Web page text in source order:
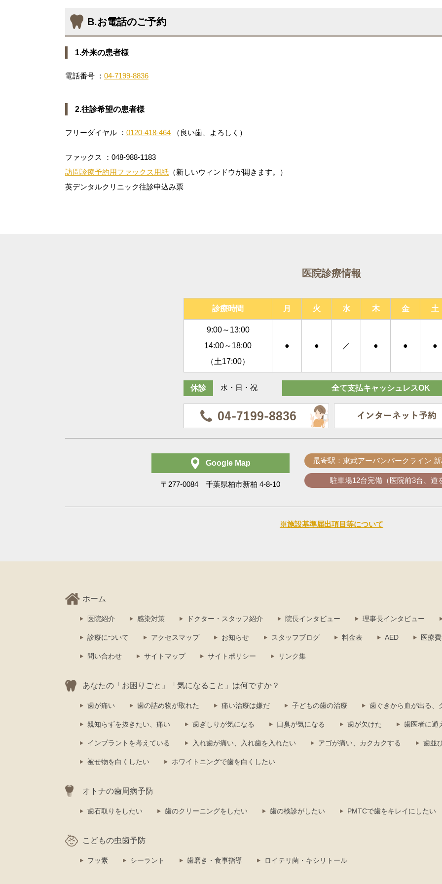
B.お電話のご予約
1.外来の患者様
電話番号 ： 04-7199-8836
2.往診希望の患者様
フリーダイヤル ： 0120-418-464 （良い歯、よろしく）
ファックス ：048-988-1183
訪問診療予約用ファックス用紙 （新しいウィンドウが開きます。）
英デンタルクリニック往診申込み票
医院診療情報
診療時間 月 火 水 木 金 土
9:00～13:00
14:00～18:00
（土17:00）
● ● ／ ● ● ●
休診 水・日・祝 全て支払キャッシュレスOK
Google Map
〒277-0084 千葉県柏市新柏 4-8-10
最寄駅：東武アーバンパークライン
駐車場12台完備（医院前3台、道
※施設基準届出項目等について
ホーム
医院紹介 感染対策 ドクター・スタッフ紹介 院長インタビュー 理事長インタビュー
診療について アクセスマップ お知らせ スタッフブログ 料金表 AED 医療
問い合わせ サイトマップ サイトポリシー リンク集
あなたの「お困りごと」「気になること」は何ですか？
歯が痛い 歯の詰め物が取れた 痛い治療は嫌だ 子どもの歯の治療 歯ぐきから血が出る、
親知らずを抜きたい、痛い 歯ぎしりが気になる 口臭が気になる 歯が欠けた 歯医者に通
インプラントを考えている 入れ歯が痛い、入れ歯を入れたい アゴが痛い、カクカクする 歯並
被せ物を白くしたい ホワイトニングで歯を白くしたい
オトナの歯周病予防
歯石取りをしたい 歯のクリーニングをしたい 歯の検診がしたい PMTCで歯をキレイにしたい
こどもの虫歯予防
フッ素 シーラント 歯磨き・食事指導 ロイテリ菌・キシリトール